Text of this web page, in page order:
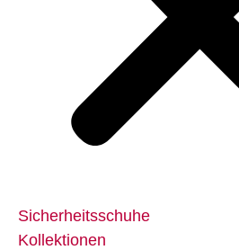
Sicherheitsschuhe
Kollektionen